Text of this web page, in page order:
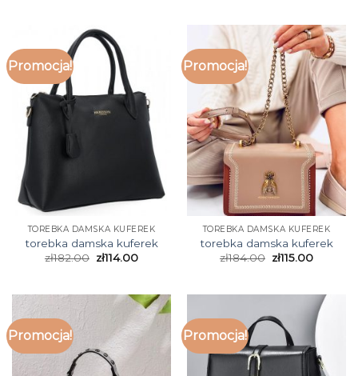
Promocja!
TOREBKA DAMSKA KUFEREK
torebka damska kuferek
zł182.00 zł114.00
Promocja!
TOREBKA DAMSKA KUFEREK
torebka damska kuferek
zł184.00 zł115.00
Promocja! Promocja!